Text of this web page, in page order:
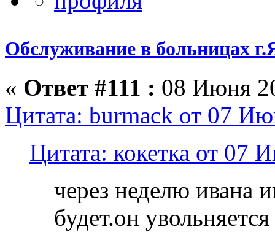
Обслуживание в больницах
« Ответ #111 : 08 Июня
Цитата: burmack от 07
Цитата: кокетка от 07
через неделю ивана
будет.он увольняется